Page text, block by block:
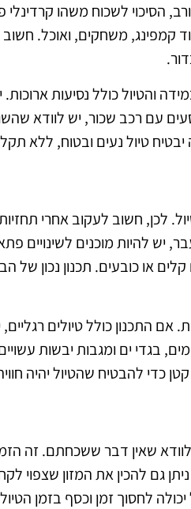
הסיכוי לשכוח משהו קרדינלי
קמפינג, משחקים, ואוכל.
והטיול כולל נסיעות
עם רכב שכור, יש לוודא
טיול נעים ובטוח, ללא
לכן, חשוב לעקוב אחרי
יש להיות מוכנים לשינויים
או כובעים. תכנון נכון של
אם התכנון כולל טיולים
בגדי ים ומגבות יבשות
להבטיח שהטיול יהיה
שאין דבר ששכחתם. זה
גם להכין את המזון שצפוי
לחסוך זמן וכסף בזמן